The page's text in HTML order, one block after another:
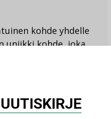
kohde yhdelle
uniikki kohde, joka
rakentamaan
todella